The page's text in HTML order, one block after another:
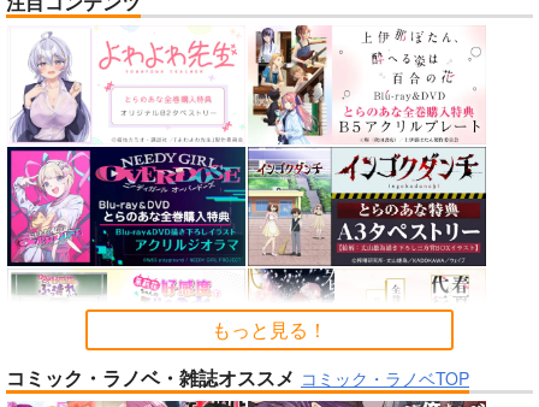
nanka A kanji no titl
ハイパーソニックソウ
ル
2,200円（税込）
Fate/Grand Order
インドラ
近藤勇
サンプル
カート
RED nankaAkanjino
OMNIBUS
ハイパーソニックソウ
ル
3,025円（税込）
Fate/Grand Order
カルナ
アルジュナ
サンプル
カート
STRIKE THE SUMME
R
mohumohu
専売 1,100円（税込）
姫柊雪菜
藍羽浅葱
煌坂紗矢華
サンプル
カート
No.6 No.8 No.9
もっと見る！
コミック・ラノベ・雑誌オススメ コミック・ラノベTOP